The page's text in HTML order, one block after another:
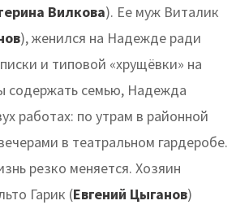
Вилкова). Ее муж Виталик
), женился на Надежде ради
и типовой «хрущёвки» на
содержать семью, Надежда
работах: по утрам в районной
в театральном гардеробе.
резко меняется. Хозяин
Гарик (Евгений Цыганов)